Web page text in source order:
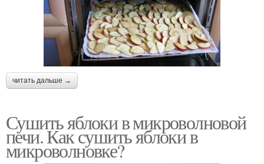
читать дальше →
Сушить яблоки в микроволновой
печи. Как сушить яблоки в
микроволновке?